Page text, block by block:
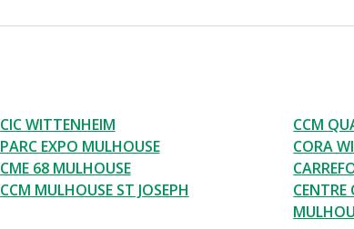
CIC WITTENHEIM
CCM
PARC EXPO MULHOUSE
CORA
CME 68 MULHOUSE
CCM MULHOUSE ST JOSEPH
CENTRE